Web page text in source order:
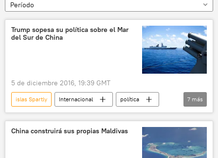
Período
Trump sopesa su política sobre el Mar
del Sur de China
5 de diciembre 2016, 19:39 GMT
islas Spartly Internacional
política
EEUU
China
Vietnam
mar del Sur de China
Donald Trump
7 más
China construirá sus propias Maldivas